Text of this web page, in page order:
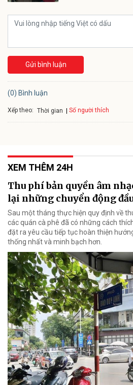
Gửi bình luận
(0) Bình luận
Xếp theo: Thời gian Số người thích
XEM THÊM 24H
Thu phí bản quyền âm
lại những chuyển động
Sau một tháng thực hiện quy định về
các quán cà phê đã có những cách
đặt ra yêu cầu tiếp tục hoàn thiện
thống nhất và minh bạch hơn.